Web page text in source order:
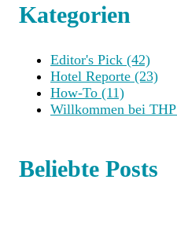
Kategorien
Editor's Pick (42)
Hotel Reporte (23)
How-To (11)
Willkommen bei THP
Beliebte Posts